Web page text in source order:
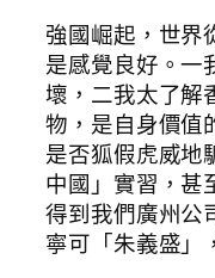
強國崛起，世界
是感覺良好。一
壞，二我太了解
物，是自身價值
是否狐假虎威地
中國」實習，甚
得到我們廣州公
寧可「朱義盛」